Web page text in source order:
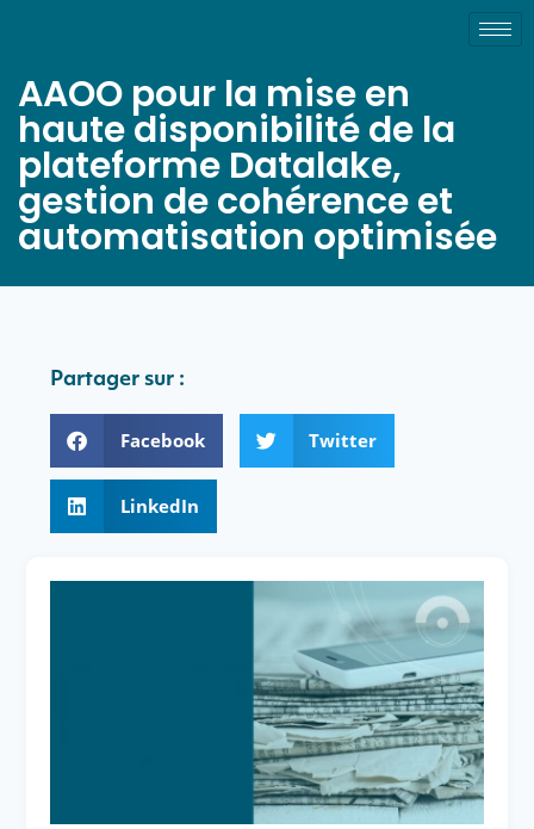
AAOO pour la mise en
haute disponibilité de la
plateforme Datalake,
gestion de cohérence et
automatisation optimisée
Partager sur :
Facebook Twitter
LinkedIn